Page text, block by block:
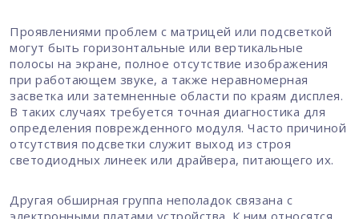
Проявлениями проблем с матрицей или подсветкой
могут быть горизонтальные или вертикальные
полосы на экране, полное отсутствие изображения
при работающем звуке, а также неравномерная
засветка или затемненные области по краям дисплея.
В таких случаях требуется точная диагностика для
определения поврежденного модуля. Часто причиной
отсутствия подсветки служит выход из строя
светодиодных линеек или драйвера, питающего их.
Другая обширная группа неполадок связана с
электронными платами устройства. К ним относятся